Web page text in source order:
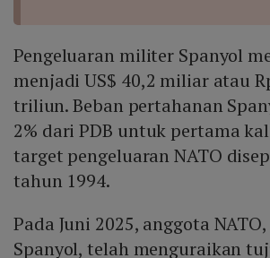
Pengeluaran militer Spanyol
menjadi US$ 40,2 miliar atau
triliun. Beban pertahanan
2% dari PDB untuk pertama
target pengeluaran NATO
tahun 1994.
Pada Juni 2025, anggota
Spanyol, telah menguraikan